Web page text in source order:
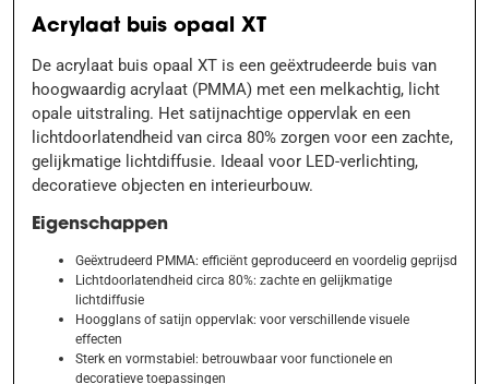
Acrylaat buis opaal XT
De acrylaat buis opaal XT is een geëxtrudeerde buis van
hoogwaardig acrylaat (PMMA) met een melkachtig, licht
opale uitstraling. Het satijnachtige oppervlak en een
lichtdoorlatendheid van circa 80% zorgen voor een zachte,
gelijkmatige lichtdiffusie. Ideaal voor LED-verlichting,
decoratieve objecten en interieurbouw.
Eigenschappen
Geëxtrudeerd PMMA: efficiënt geproduceerd en voordelig geprijsd
Lichtdoorlatendheid circa 80%: zachte en gelijkmatige
lichtdiffusie
Hoogglans of satijn oppervlak: voor verschillende visuele
effecten
Sterk en vormstabiel: betrouwbaar voor functionele en
decoratieve toepassingen